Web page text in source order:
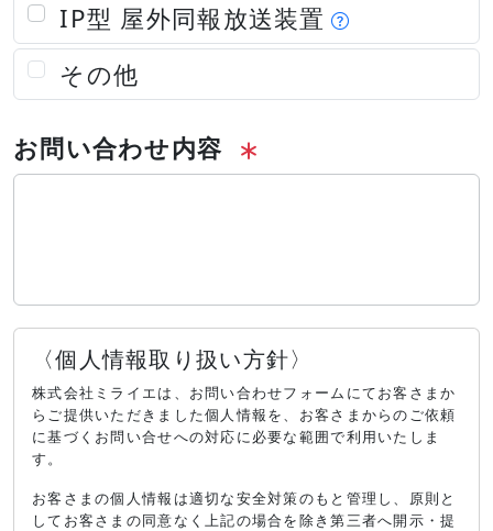
IP型 屋外同報放送装置
その他
お問い合わせ内容
〈個人情報取り扱い方針〉
株式会社ミライエは、お問い合わせフォームにてお客さまか
らご提供いただきました個人情報を、お客さまからのご依頼
に基づくお問い合せへの対応に必要な範囲で利用いたしま
す。
お客さまの個人情報は適切な安全対策のもと管理し、原則と
してお客さまの同意なく上記の場合を除き第三者へ開示・提